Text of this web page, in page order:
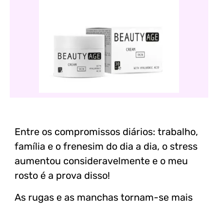
Entre os compromissos diários: trabalho,
família e o frenesim do dia a dia, o stress
aumentou consideravelmente e o meu
rosto é a prova disso!
As rugas e as manchas tornam-se mais